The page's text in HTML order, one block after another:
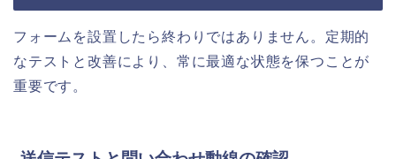
フォームを設置したら終わりではありません。定期的
なテストと改善により、常に最適な状態を保つことが
重要です。